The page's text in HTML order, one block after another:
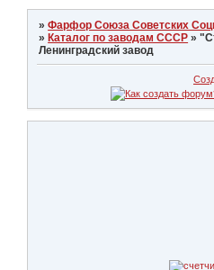
»Фарфор Союза Советских
» Каталог по заводам СССР »
Ленинградский завод